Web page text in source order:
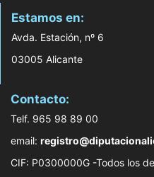
Estamos en:
Avda. Estación, nº 6
03005 Alicante
Contacto:
Telf. 965 98 89 00
email:
CIF: P0300000G -Todos los